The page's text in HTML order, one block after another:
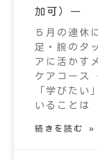
加可）―
５月の連休
足・腕のタ
アに活かす
ケアコース
「学びたい
いることは
続きを読む »